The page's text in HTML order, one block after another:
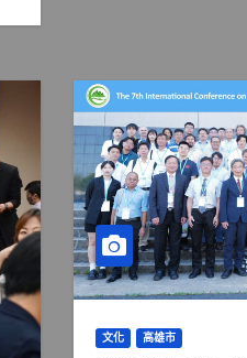
文化 高雄市